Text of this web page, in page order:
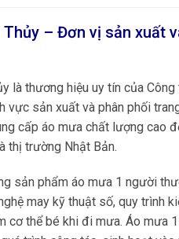
Thủy – Đơn vị sản xuất
là thương hiệu uy tín của
vực sản xuất và phân phối
cấp áo mưa chất lượng cao
thị trường Nhật Bản.
sản phẩm áo mưa 1 người
may kỹ thuật số, quy trình
cơ thể bé khi đi mưa. Áo mưa